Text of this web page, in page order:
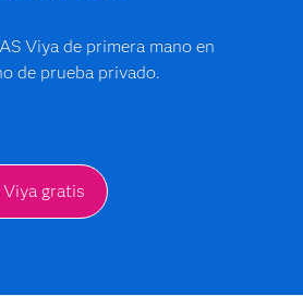
Viya de primera mano en
de prueba privado.
Viya gratis